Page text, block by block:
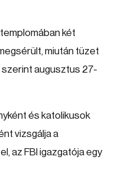
két
miután tüzet
szerint augusztus 27-
és katolikusok
vizsgálja a
az FBI igazgatója egy